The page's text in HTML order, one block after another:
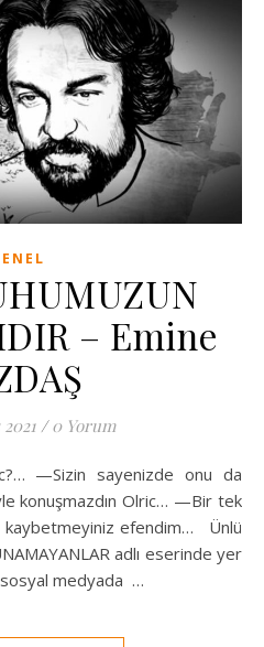
– Emine
/ 0 Yorum
konuşmazdın Olric… —Bir tek
kaybetmeyiniz efendim… Ünlü
adlı eserinde yer
medyada …